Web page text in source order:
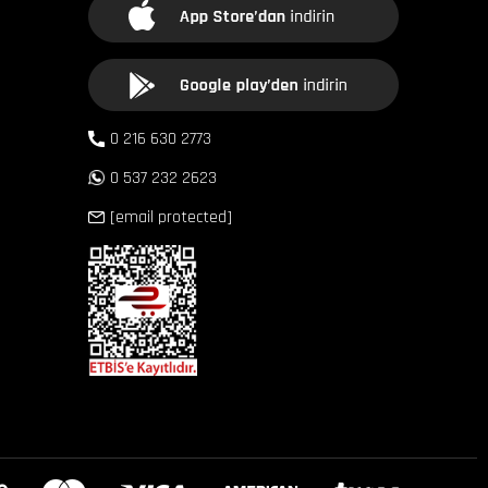
0 216 630 2773
0 537 232 2623
[email protected]